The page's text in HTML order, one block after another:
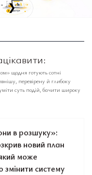
❯
щодня готують сотні
перевірену й глибоку
суть подій, бачити широку
в розшуку»:
новий план
може
змінити систему